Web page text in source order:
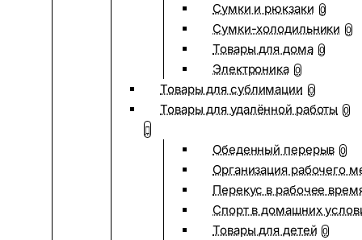
Сумки и рюкзаки 0
Сумки-холодильники 0
Товары для дома 0
Электроника 0
Товары для сублимации 0
Товары для удалённой работы 0
Обеденный перерыв 0
Организация рабочего
Перекус в рабочее
Спорт в домашних
Товары для детей 0